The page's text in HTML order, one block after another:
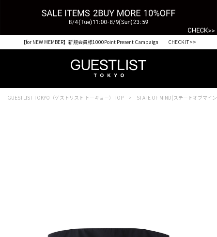
【for NEW MEMBER】新規会員様1000Point Present Campaign CHECK IT>>
GUESTLIST TOKYO（ゲストリスト トーキョー）TOP STATE OF MIND(ステートオブマイ